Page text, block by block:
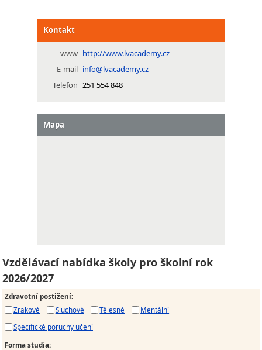
Kontakt
www http://www.lvacademy.cz
E-mail info@lvacademy.cz
Telefon 251 554 848
Mapa
Vzdělávací nabídka školy pro školní rok
2026/2027
Zdravotní postižení:
Zrakové
Sluchové Tělesné
Mentální
Specifické poruchy učení
Forma studia: